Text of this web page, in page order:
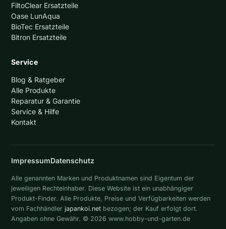
FiltoClear Ersatzteile
Oase LunAqua
BioTec Ersatzteile
Bitron Ersatzteile
Service
Blog & Ratgeber
Alle Produkte
Reparatur & Garantie
Service & Hilfe
Kontakt
ImpressumDatenschutz
Alle genannten Marken und Produktnamen sind Eigentum der
jeweiligen Rechteinhaber. Diese Website ist ein unabhängiger
Produkt-Finder. Alle Produkte, Preise und Verfügbarkeiten werden
vom Fachhändler japankoi.net bezogen; der Kauf erfolgt dort.
Angaben ohne Gewähr. © 2026 www.hobby-und-garten.de